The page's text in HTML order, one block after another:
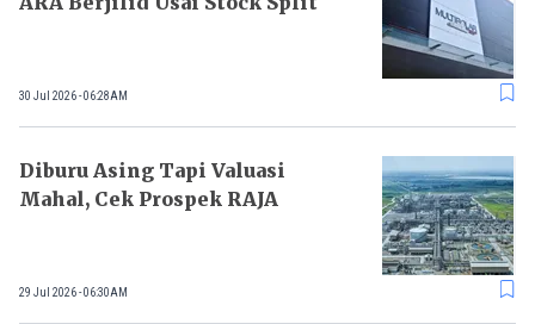
30 Jul 2026 - 06:28AM
Diburu Asing Tapi Valuasi
Mahal, Cek Prospek RAJA
29 Jul 2026 - 06:30AM